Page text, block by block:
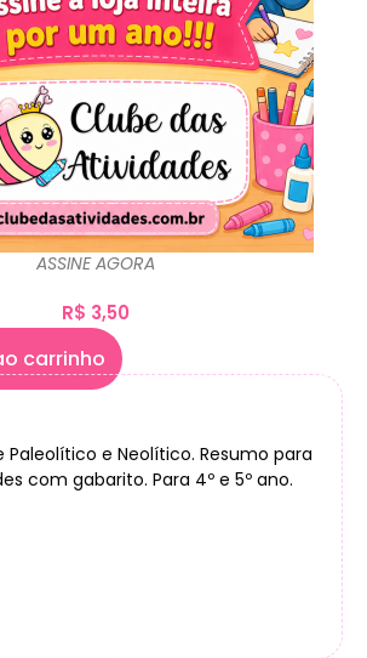
ASSINE AGORA
R$ 3,50
carrinho
e Neolítico. Resumo para
com gabarito. Para 4º e 5º ano.